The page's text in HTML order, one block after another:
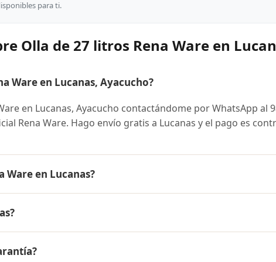
para ti.
Olla de 27 litros Rena Ware en
Ware en Lucanas, Ayacucho?
en Lucanas, Ayacucho contactándome por WhatsApp al
Rena Ware. Hago envío gratis a Lucanas y el pago es
Ware en Lucanas?
y facilidades de pago en cuotas desde el 10% de